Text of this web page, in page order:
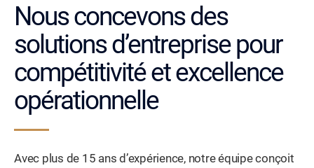
Nous concevons des
solutions d’entreprise pour
compétitivité et excellence
opérationnelle
Avec plus de 15 ans d’expérience, notre équipe conçoit